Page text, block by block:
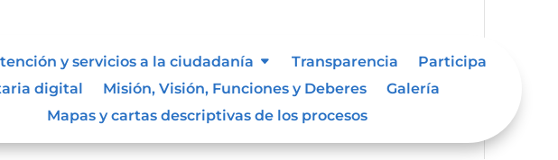
y servicios a la ciudadanía Transparencia
Participa
digital
Misión, Visión, Funciones y Deberes
Galería
Mapas y cartas descriptivas de los procesos
les aplique de interés.